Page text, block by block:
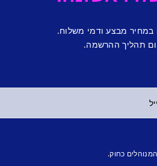
מבצע ודמי משלוח.
תהליך ההרשמה.
כחוק.